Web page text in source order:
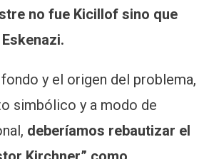
no fue Kicillof sino que
y el origen del problema,
simbólico y a modo de
deberíamos rebautizar el